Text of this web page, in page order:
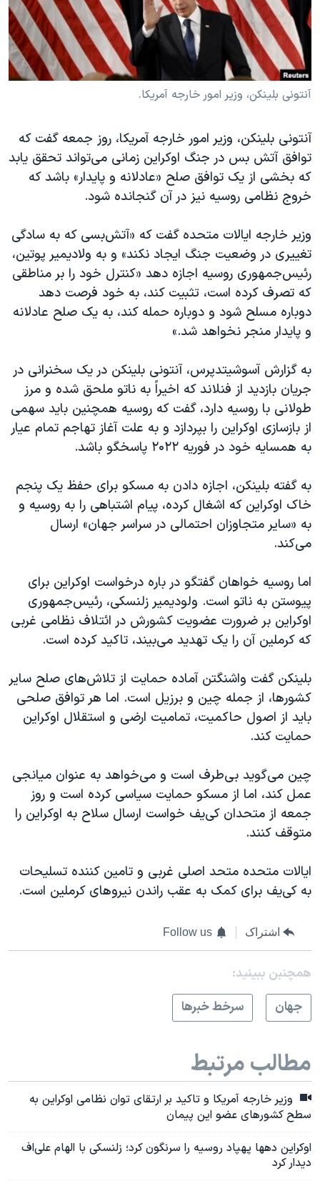
فرهنگ و زندگی
حقوق شهروندی
اقتصادی
علم و فناوری
گالری عکس
آرشیو پخش زنده
مستندها
انتخابات ریاست جمهوری آمریکا ۲۰۲۴
حمله جمهوری اسلامی به اسرائیل
رمز مهسا
اعتراضات زن، زندگی، آزادی
مجموعه مستندهای دادخواهی
تریبونال مردمی آبان ۹۸
چهل سال گروگان‌گیری
قانون شفافیت دارائی کادر رهبری ایران
اعتراضات مردمی آبان ۹۸
اسرائیل در جنگ
همایش محافظه‌کاران آمریکا «سی‌پک»
صفحه‌های ویژه
سفر پرزیدنت ترامپ به چین
دنبال کنید
آنتونی بلینکن، وزیر امور خارجه آمریکا.
آنتونی بلینکن، وزیر امور خارجه آمریکا، روز جمعه گفت که
توافق آتش بس در جنگ اوکراین زمانی می‌تواند تحقق یابد
که بخشی از یک توافق صلح «عادلانه و پایدار» باشد که
خروج نظامی روسیه نیز در آن گنجانده شود.
وزیر خارجه ایالات متحده گفت که «آتش‌بسی که به سادگی
تغییری در وضعیت جنگ ایجاد نکند» و به ولادیمیر پوتین،
رئیس‌جمهوری روسیه اجازه دهد «کنترل خود را بر مناطقی
که تصرف کرده است، تثبیت کند، به خود فرصت دهد
دوباره مسلح شود و دوباره حمله کند، به یک صلح عادلانه
و پایدار منجر نخواهد شد.»
به گزارش آسوشیتدپرس، آنتونی بلینکن در یک سخنرانی در
جریان بازدید از فنلاند که اخیراً به ناتو ملحق شده و مرز
طولانی با روسیه دارد، گفت که روسیه همچنین باید سهمی
از بازسازی اوکراین را بپردازد و به علت آغاز تهاجم تمام عیار
به همسایه خود در فوریه ۲۰۲۲ پاسخگو باشد.
به گفته بلینکن، اجازه دادن به مسکو برای حفظ یک پنجم
خاک اوکراین که اشغال کرده، پیام اشتباهی را به روسیه و
به «سایر متجاوزان احتمالی در سراسر جهان» ارسال
می‌کند.
اما روسیه خواهان گفتگو در باره درخواست اوکراین برای
پیوستن به ناتو است. ولودیمیر زلنسکی، رئیس‌جمهوری
اوکراین بر ضرورت عضویت کشورش در ائتلاف نظامی غربی
که کرملین آن را یک تهدید می‌بیند، تاکید کرده است.
بلینکن گفت واشنگتن آماده حمایت از تلاش‌های صلح سایر
کشورها، از جمله چین و برزیل است. اما هر توافق صلحی
باید از اصول حاکمیت، تمامیت ارضی و استقلال اوکراین
حمایت کند.
چین می‌گوید بی‌طرف است و می‌خواهد به عنوان میانجی
عمل کند، اما از مسکو حمایت سیاسی کرده است و روز
جمعه از متحدان کی‌یف خواست ارسال سلاح به اوکراین را
متوقف کنند.
ایالات متحده متحد اصلی غربی و تامین کننده تسلیحات
به کی‌یف برای کمک به عقب راندن نیروهای کرملین است.
اشتراک Follow us
همچنبن ببینید:
جهان
سرخط خبرها
مطالب مرتبط
وزیر خارجه آمریکا و تاکید بر ارتقای توان نظامی اوکراین به
سطح کشورهای عضو این پیمان
اوکراین دهها پهپاد روسیه را سرنگون کرد؛ زلنسکی با الهام علی‌اف
دیدار کرد